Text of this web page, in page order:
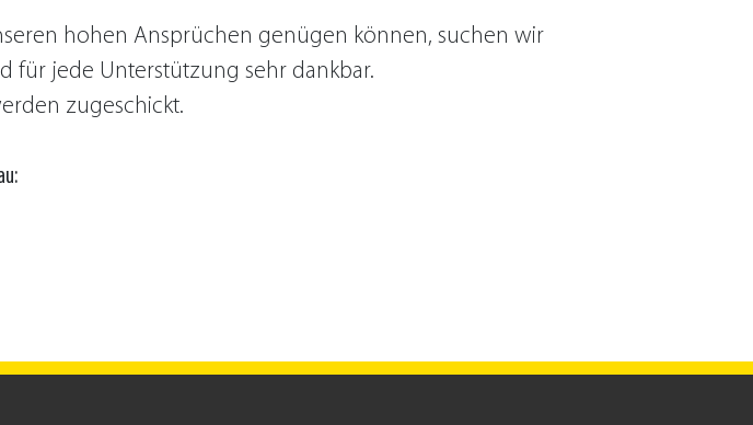
hohen Ansprüchen genügen können, suchen wir
für jede Unterstützung sehr dankbar.
zugeschickt.